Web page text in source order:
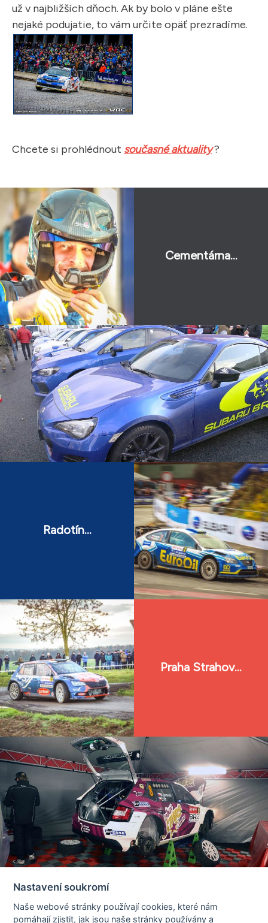
už v najbližších dňoch. Ak by bolo v pláne ešte
nejaké podujatie, to vám určite opäť prezradíme.
Chcete si prohlédnout současné aktuality?
Cementárna...
Radotín...
Praha Strahov...
All rights reserved.
Nastavení soukromí
Naše webové stránky používají cookies, které nám
pomáhají zjistit, jak jsou naše stránky používány a